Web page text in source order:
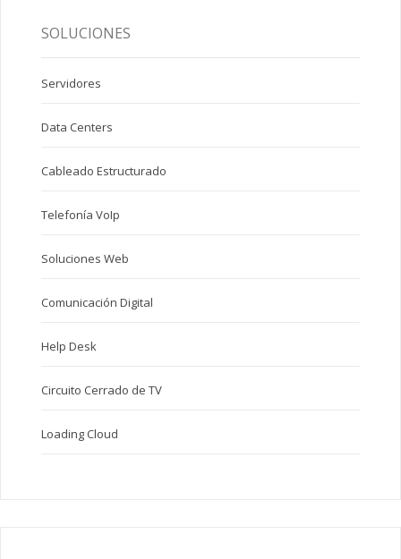
SOLUCIONES
Servidores
Data Centers
Cableado Estructurado
Telefonía VoIp
Soluciones Web
Comunicación Digital
Help Desk
Circuito Cerrado de TV
Loading Cloud